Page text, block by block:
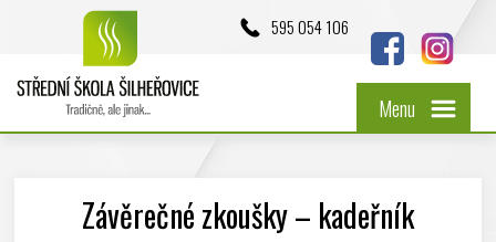
595 054 106
Menu
Závěrečné zkoušky – kadeřník